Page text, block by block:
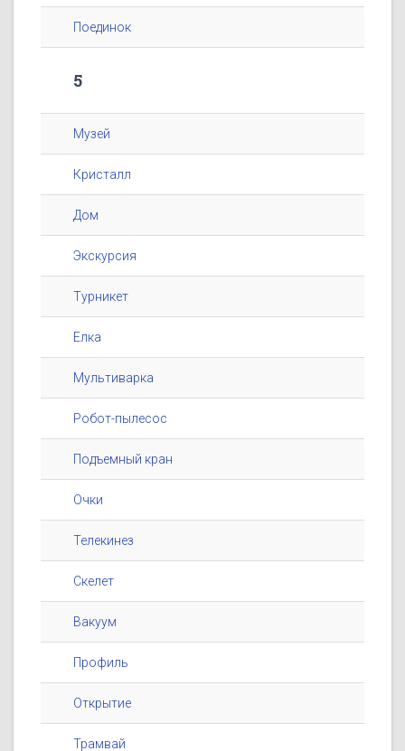
Поединок
5
Музей
Кристалл
Дом
Экскурсия
Турникет
Елка
Мультиварка
Робот-пылесос
Подъемный кран
Очки
Телекинез
Скелет
Вакуум
Профиль
Открытие
Трамвай